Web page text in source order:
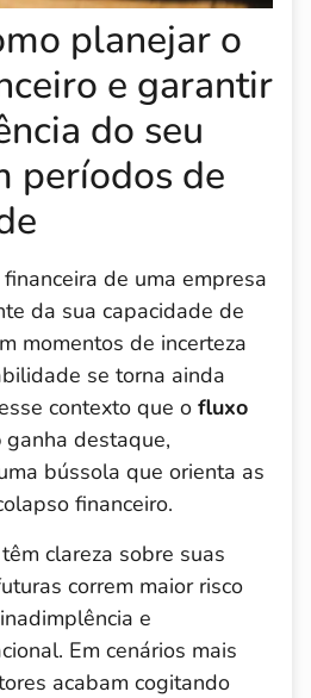
planejar o
e garantir
do seu
períodos de
de uma empresa
da sua capacidade de
momentos de incerteza
se torna ainda
contexto que o fluxo
ganha destaque,
bússola que orienta as
financeiro.
clareza sobre suas
correm maior risco
e
Em cenários mais
acabam cogitando